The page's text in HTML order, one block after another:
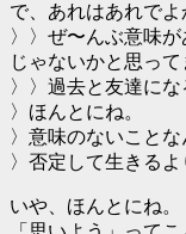
で、あれはあれでよ
〉〉ぜ〜んぶ意味
じゃないかと思って
〉〉過去と友達に
〉ほんとにね。
〉意味のないことな
〉否定して生きるよ
いや、ほんとにね。